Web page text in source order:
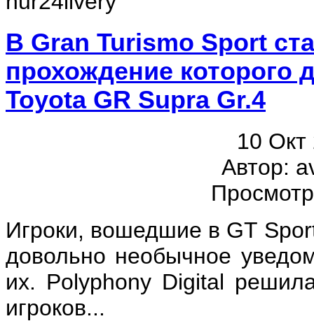
В Gran Turismo Sport
прохождение которого
Toyota GR Supra Gr.4
10 Окт
Автор:
Игроки, вошедшие в GT
довольно необычное
их. Polyphony Digital
игроков...